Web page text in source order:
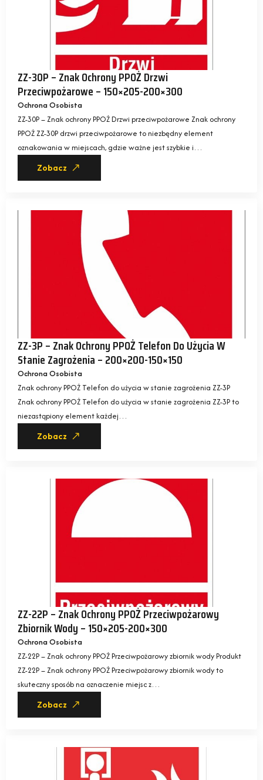
ZZ-30P – Znak Ochrony PPOŻ Drzwi
Przeciwpożarowe – 150×205-200×300
Ochrona Osobista
ZZ-30P – Znak ochrony PPOŻ Drzwi przeciwpożarowe Znak ochrony
PPOŻ ZZ-30P drzwi przeciwpożarowe to niezbędny element
oznakowania w miejscach, gdzie ważne jest szybkie i…
Zobacz
ZZ-3P – Znak Ochrony PPOŻ Telefon Do Użycia W
Stanie Zagrożenia – 200×200-150×150
Ochrona Osobista
Znak ochrony PPOŻ Telefon do użycia w stanie zagrożenia ZZ-3P
Znak ochrony PPOŻ Telefon do użycia w stanie zagrożenia ZZ-3P to
niezastąpiony element każdej…
Zobacz
ZZ-22P – Znak Ochrony PPOŻ Przeciwpożarowy
Zbiornik Wody – 150×205-200×300
Ochrona Osobista
ZZ-22P – Znak ochrony PPOŻ Przeciwpożarowy zbiornik wody Produkt
ZZ-22P – Znak ochrony PPOŻ Przeciwpożarowy zbiornik wody to
skuteczny sposób na oznaczenie miejsc z…
Zobacz